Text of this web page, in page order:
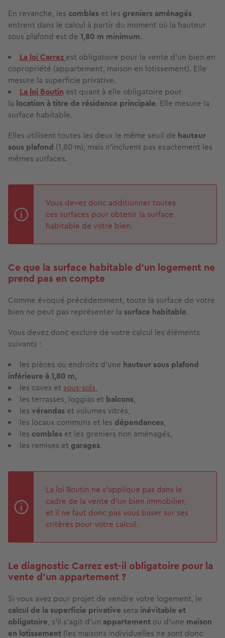
En revanche, les combles et les greniers aménagés
entrent dans le calcul à partir du moment où la hauteur
sous plafond est de 1,80 m minimum.
La loi Carrez est obligatoire pour la vente d'un bien en
copropriété (appartement, maison en lotissement). Elle
mesure la superficie privative.
La loi Boutin est quant à elle obligatoire pour
la location à titre de résidence principale. Elle mesure la
surface habitable.
Elles utilisent toutes les deux le même seuil de hauteur
sous plafond (1,80 m), mais n'incluent pas exactement les
mêmes surfaces.
Vous devez donc additionner toutes
ces surfaces pour obtenir la surface
habitable de votre bien.
Ce que la surface habitable d'un logement ne
prend pas en compte
Comme évoqué précédemment, toute la surface de votre
bien ne peut pas représenter la surface habitable.
Vous devez donc exclure de votre calcul les éléments
suivants :
les pièces ou endroits d'une hauteur sous plafond
inférieure à 1,80 m,
les caves et sous-sols,
les terrasses, loggias et balcons,
les vérandas et volumes vitrés,
les locaux communs et les dépendances,
les combles et les greniers non aménagés,
les remises et garages.
La loi Boutin ne s’applique pas dans le
cadre de la vente d’un bien immobilier,
et il ne faut donc pas vous baser sur ses
critères pour votre calcul.
Le diagnostic Carrez est-il obligatoire pour la
vente d'un appartement ?
Si vous avez pour projet de vendre votre logement, le
calcul de lasuperficie privative sera inévitable et
obligatoire, s'il s'agit d'un appartement ou d'une maison
en lotissement (les maisons individuelles ne sont donc